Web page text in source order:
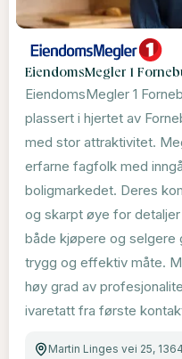
EiendomsMegler 1
EiendomsMegler 1
plassert i hjertet av
med stor attraktivitet.
erfarne fagfolk med
boligmarkedet. Deres
og skarpt øye for
både kjøpere og selgere
trygg og effektiv måte.
høy grad av
ivaretatt fra første
Martin Linges vei 25,